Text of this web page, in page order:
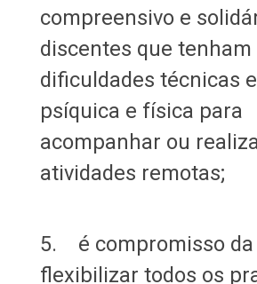
compreensivo e
discentes que tenham
dificuldades técnicas
psíquica e física para
acompanhar ou
atividades remotas;
5. é compromisso da
flexibilizar todos os